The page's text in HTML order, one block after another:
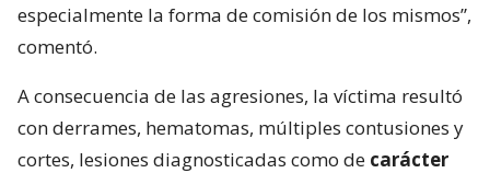
especialmente la forma de comisión de los mismos”,
comentó.
A consecuencia de las agresiones, la víctima resultó
con derrames, hematomas, múltiples contusiones y
cortes, lesiones diagnosticadas como de carácter